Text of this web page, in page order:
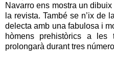
Navarro ens mostra un
la revista. També se n’ix de
delecta amb una fabulosa i
hòmens prehistòrics a
prolongarà durant tres